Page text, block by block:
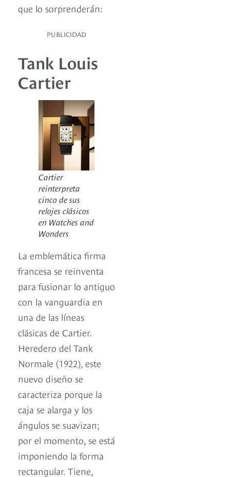
que lo sorprenderán:
PUBLICIDAD
Tank Louis
Cartier
Cartier
reinterpreta
cinco de sus
relojes clásicos
en Watches and
Wonders
La emblemática firma
francesa se reinventa
para fusionar lo antiguo
con la vanguardia en
una de las líneas
clásicas de Cartier.
Heredero del Tank
Normale (1922), este
nuevo diseño se
caracteriza porque la
caja se alarga y los
ángulos se suavizan;
por el momento, se está
imponiendo la forma
rectangular. Tiene,